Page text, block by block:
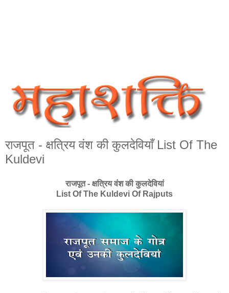
राजपूत - क्षत्रिय वंश की कुलदेवियाँ List Of The
Kuldevi
राजपूत - क्षत्रिय वंश की कुलदेवियां
List Of The Kuldevi Of Rajputs